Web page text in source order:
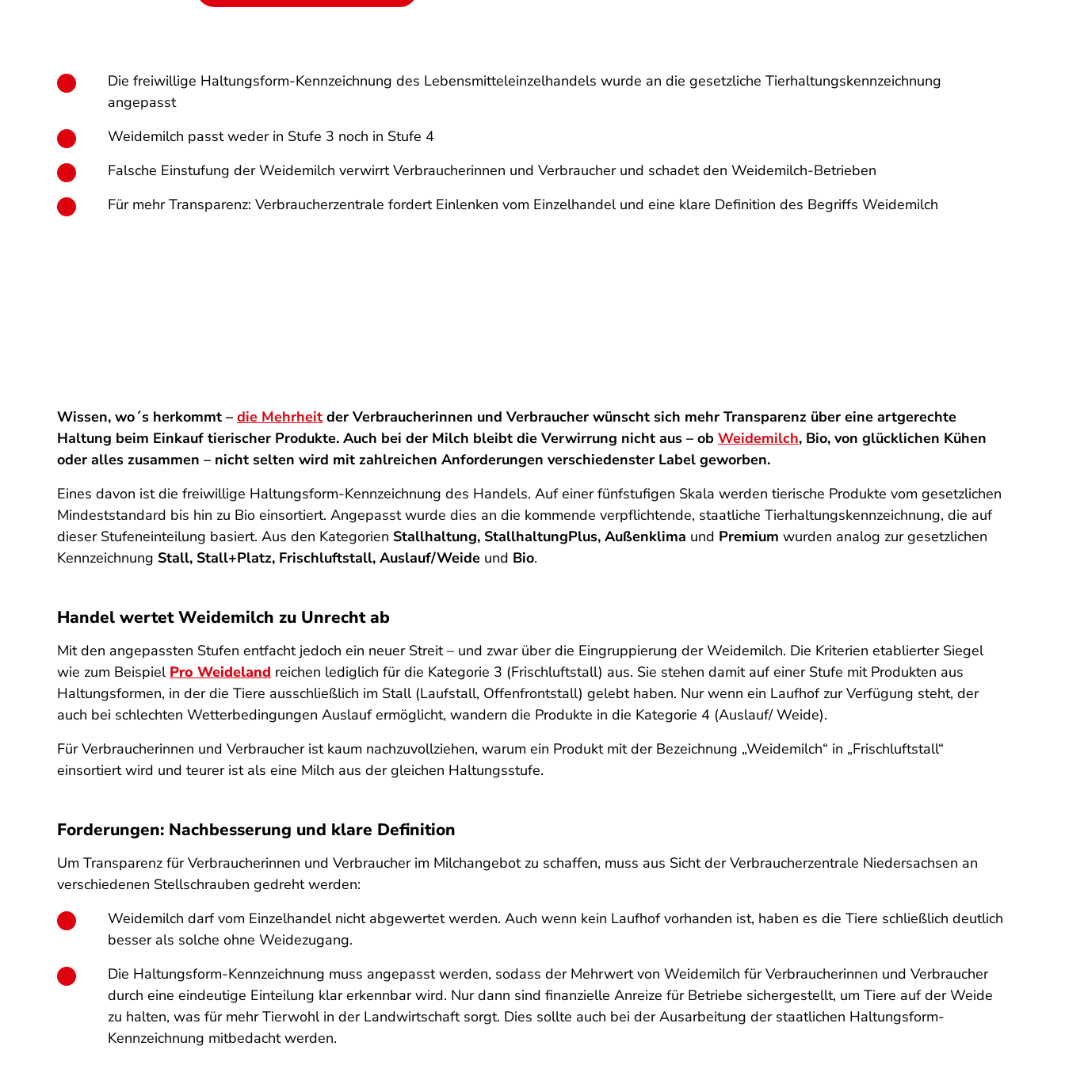
Die freiwillige Haltungsform-Kennzeichnung des Lebensmitteleinzelhandels wurde an die gesetzliche Tierhaltungskennzeichnung
angepasst
Weidemilch passt weder in Stufe 3 noch in Stufe 4
Falsche Einstufung der Weidemilch verwirrt Verbraucherinnen und Verbraucher und schadet den Weidemilch-Betrieben
Für mehr Transparenz: Verbraucherzentrale fordert Einlenken vom Einzelhandel und eine klare Definition des Begriffs Weidemilch
Wissen, wo´s herkommt – die Mehrheit der Verbraucherinnen und Verbraucher wünscht sich mehr Transparenz über eine artgerechte
Haltung beim Einkauf tierischer Produkte. Auch bei der Milch bleibt die Verwirrung nicht aus – ob Weidemilch, Bio, von glücklichen Kühen
oder alles zusammen – nicht selten wird mit zahlreichen Anforderungen verschiedenster Label geworben.
Eines davon ist die freiwillige Haltungsform-Kennzeichnung des Handels. Auf einer fünfstufigen Skala werden tierische Produkte vom gesetzlichen
Mindeststandard bis hin zu Bio einsortiert. Angepasst wurde dies an die kommende verpflichtende, staatliche Tierhaltungskennzeichnung, die auf
dieser Stufeneinteilung basiert. Aus den Kategorien Stallhaltung, StallhaltungPlus, Außenklima und Premium wurden analog zur gesetzlichen
Kennzeichnung Stall, Stall+Platz, Frischluftstall, Auslauf/Weide und Bio.
Handel wertet Weidemilch zu Unrecht ab
Mit den angepassten Stufen entfacht jedoch ein neuer Streit – und zwar über die Eingruppierung der Weidemilch. Die Kriterien etablierter Siegel
wie zum Beispiel Pro Weideland reichen lediglich für die Kategorie 3 (Frischluftstall) aus. Sie stehen damit auf einer Stufe mit Produkten aus
Haltungsformen, in der die Tiere ausschließlich im Stall (Laufstall, Offenfrontstall) gelebt haben. Nur wenn ein Laufhof zur Verfügung steht, der
auch bei schlechten Wetterbedingungen Auslauf ermöglicht, wandern die Produkte in die Kategorie 4 (Auslauf/ Weide).
Für Verbraucherinnen und Verbraucher ist kaum nachzuvollziehen, warum ein Produkt mit der Bezeichnung „Weidemilch“ in „Frischluftstall“
einsortiert wird und teurer ist als eine Milch aus der gleichen Haltungsstufe.
Forderungen: Nachbesserung und klare Definition
Um Transparenz für Verbraucherinnen und Verbraucher im Milchangebot zu schaffen, muss aus Sicht der Verbraucherzentrale Niedersachsen an
verschiedenen Stellschrauben gedreht werden:
Weidemilch darf vom Einzelhandel nicht abgewertet werden. Auch wenn kein Laufhof vorhanden ist, haben es die Tiere schließlich deutlich
besser als solche ohne Weidezugang.
Die Haltungsform-Kennzeichnung muss angepasst werden, sodass der Mehrwert von Weidemilch für Verbraucherinnen und Verbraucher
durch eine eindeutige Einteilung klar erkennbar wird. Nur dann sind finanzielle Anreize für Betriebe sichergestellt, um Tiere auf der Weide
zu halten, was für mehr Tierwohl in der Landwirtschaft sorgt. Dies sollte auch bei der Ausarbeitung der staatlichen Haltungsform-
Kennzeichnung mitbedacht werden.